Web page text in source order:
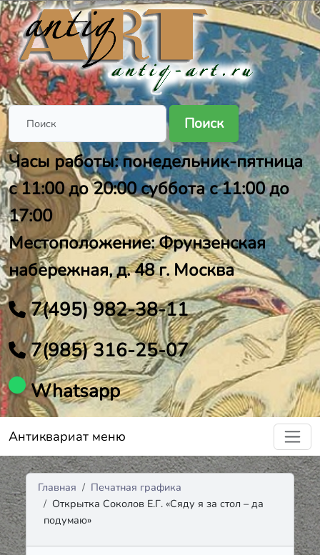
Поиск
Часы работы: понедельник-пятница
с 11:00 до 20:00 суббота с 11:00 до
17:00
Местоположение: Фрунзенская
набережная, д. 48 г. Москва
7(495) 982-38-11
7(985) 316-25-07
Whatsapp
Антиквариат меню
Главная
Печатная графика
Открытка Соколов Е.Г. «Сяду я за стол – да
подумаю»